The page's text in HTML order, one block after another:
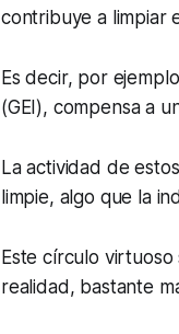
contribuye a limpiar
Es decir, por
(GEI), compensa a
La actividad de
limpie, algo que la
Este círculo
realidad, bastante